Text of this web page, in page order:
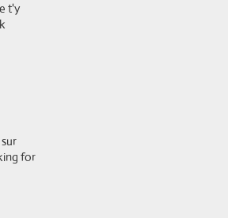
t'y
for